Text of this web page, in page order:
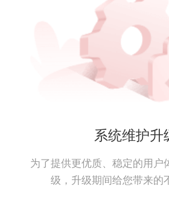
系统维护升
为了提供更优质、稳定的用户
级，升级期间给您带来的